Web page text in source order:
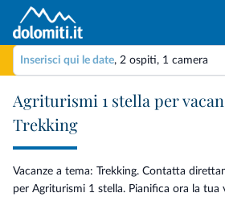
Inserisci qui le date, 2 ospiti, 1 camera
Agriturismi 1 stella per
Trekking
Vacanze a tema: Trekking. Contatta
per Agriturismi 1 stella. Pianifica ora la